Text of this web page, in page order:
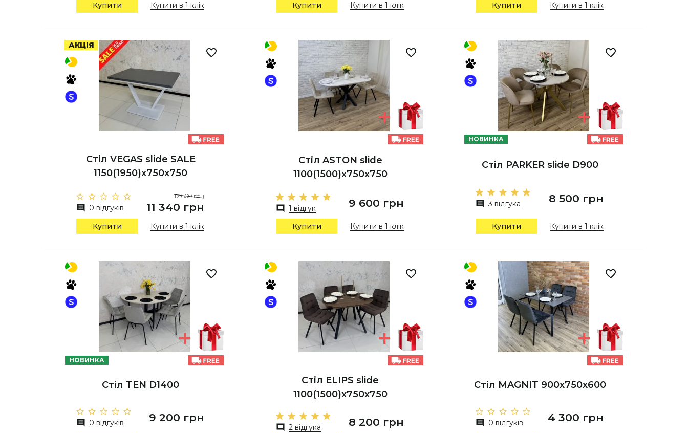
Купити Купити в 1 клік Купити Купити в 1 клік Купити Купити в 1 клік
АКЦІЯ
Стіл VEGAS slide SALE
1150(1950)х750х750
0 відгуків
12 600 грн
11 340 грн
Купити Купити в 1 клік
Стіл ASTON slide
1100(1500)х750х750
1 відгук 9 600 грн
Купити Купити в 1 клік
НОВИНКА
Стіл PARKER slide D900
3 відгука 8 500 грн
Купити Купити в 1 клік
НОВИНКА
Стіл TEN D1400
0 відгуків 9 200 грн
Стіл ELIPS slide
1100(1500)x750x750
2 відгука 8 200 грн
Стіл MAGNIT 900х750х600
0 відгуків 4 300 грн